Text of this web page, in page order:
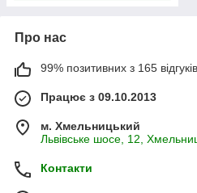
Про нас
99% позитивних з 165
Працює з 09.10.2013
м. Хмельницький
Львівське шосе, 12,
Контакти